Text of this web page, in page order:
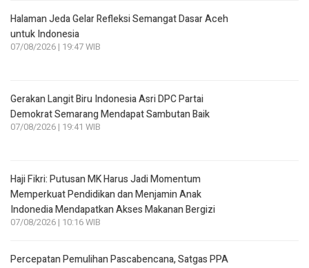
Halaman Jeda Gelar Refleksi Semangat Dasar Aceh
untuk Indonesia
07/08/2026 | 19:47 WIB
Gerakan Langit Biru Indonesia Asri DPC Partai
Demokrat Semarang Mendapat Sambutan Baik
07/08/2026 | 19:41 WIB
Haji Fikri: Putusan MK Harus Jadi Momentum
Memperkuat Pendidikan dan Menjamin Anak
Indonedia Mendapatkan Akses Makanan Bergizi
07/08/2026 | 10:16 WIB
Percepatan Pemulihan Pascabencana, Satgas PPA